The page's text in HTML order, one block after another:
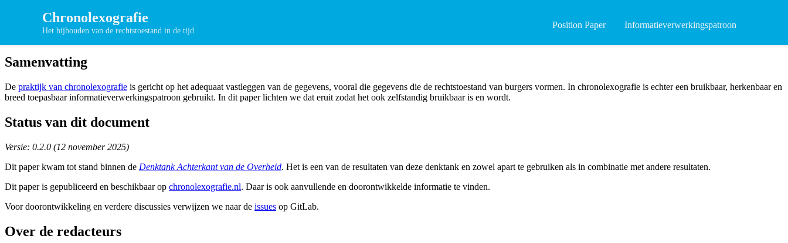
Chronolexografie
Het bijhouden van de rechtstoestand in de tijd
Position Paper Informatieverwerkingspatroon
Samenvatting
De praktijk van chronolexografie is gericht op het adequaat vastleggen van de gegevens, vooral die gegevens die de rechtstoestand van burgers vormen. In chronolexografie is echter een bruikbaar, herkenbaar en
breed toepasbaarinformatieverwerkingspatroon gebruikt. In dit paper lichten we dat eruit zodat het ook zelfstandig bruikbaar is en wordt.
Status van dit document
Versie: 0.2.0 (12 november 2025)
Dit paper kwam tot stand binnen de Denktank Achterkant van de Overheid. Het is een van de resultaten van deze denktank en zowel apart te gebruiken als in combinatie met andere resultaten.
Dit paper is gepubliceerd en beschikbaar op chronolexografie.nl. Daar is ook aanvullende en doorontwikkelde informatie te vinden.
Voor doorontwikkeling en verdere discussies verwijzen we naar de issues op GitLab.
Over de redacteurs